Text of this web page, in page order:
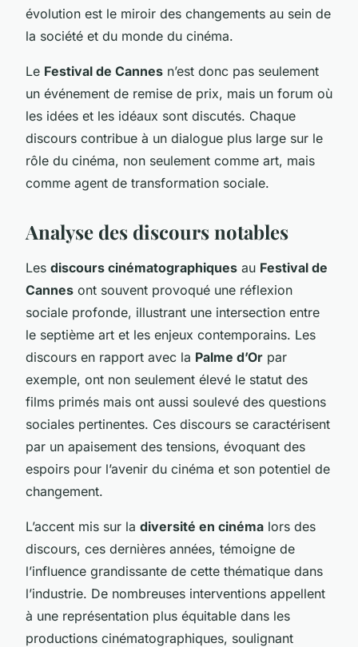
évolution est le miroir des changements au sein de
la société et du monde du cinéma.
Le Festival de Cannes n’est donc pas seulement
un événement de remise de prix, mais un forum où
les idées et les idéaux sont discutés. Chaque
discours contribue à un dialogue plus large sur le
rôle du cinéma, non seulement comme art, mais
comme agent de transformation sociale.
Analyse des discours notables
Les discours cinématographiques au Festival de
Cannes ont souvent provoqué une réflexion
sociale profonde, illustrant une intersection entre
le septième art et les enjeux contemporains. Les
discours en rapport avec la Palme d’Or par
exemple, ont non seulement élevé le statut des
films primés mais ont aussi soulevé des questions
sociales pertinentes. Ces discours se caractérisent
par un apaisement des tensions, évoquant des
espoirs pour l’avenir du cinéma et son potentiel de
changement.
L’accent mis sur la diversité en cinéma lors des
discours, ces dernières années, témoigne de
l’influence grandissante de cette thématique dans
l’industrie. De nombreuses interventions appellent
à une représentation plus équitable dans les
productions cinématographiques, soulignant